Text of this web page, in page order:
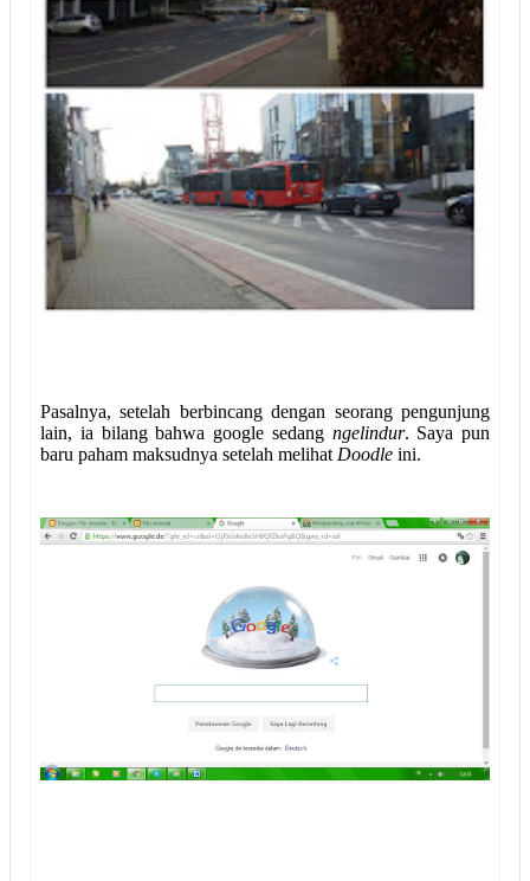
Pasalnya, setelah berbincang dengan seorang pengunjung
lain, ia bilang bahwa google sedangngelindur. Saya pun
baru paham maksudnya setelah melihat Doodle ini.